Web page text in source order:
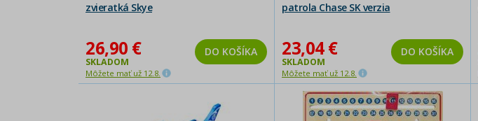
zvieratká Skye
26,90 €
SKLADOM
Môžete mať už 12.8.
DO KOŠÍKA
patrola Chase SK verzia
23,04 €
SKLADOM
Môžete mať už 12.8.
DO KOŠÍKA